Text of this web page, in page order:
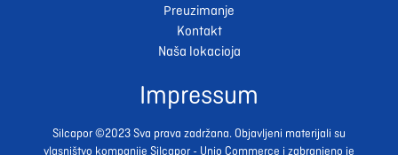
Preuzimanje
Kontakt
Naša lokacioja
Impressum
Silcapor ©2023 Sva prava zadržana. Objavljeni materijali su
vlasništvo kompanije Silcapor - Unio Commerce i zabranjeno je